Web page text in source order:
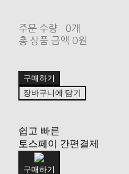
주문 수량
0개
총 상품 금액 0원
구매하기
장바구니에 담기
쉽고 빠른
토스페이 간편결제
구매하기